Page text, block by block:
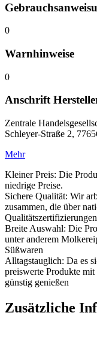
0
Warnhinweise
0
Anschrift
Zentrale
Schleyer-Straße 2,
Mehr
Kleiner Preis: Die
niedrige Preise.
Sichere Qualität: Wir
zusammen, die über
Breite Auswahl: Die
unter anderem
Süßwaren
Alltagstauglich: Da es
preiswerte Produkte
günstig genießen
Zusätzliche